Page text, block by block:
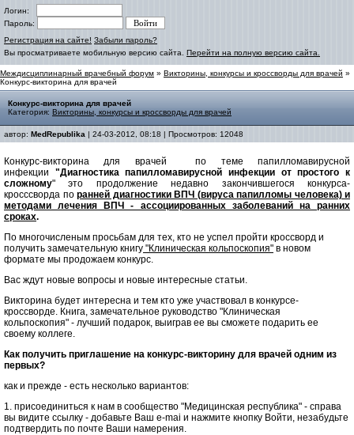
Логин:
Пароль:
Регистрация на сайте! Забыли пароль?
Вы просматриваете мобильную версию сайта. Перейти на полную версию сайта.
Междисциплинарный врачебный форум » Викторины, конкурсы и кроссворды для врачей »
Конкурс-викторина для врачей
Конкурс-викторина для врачей
Категория: Викторины, конкурсы и кроссворды для врачей
автор: MedRepublika | 24-03-2012, 08:18 | Просмотров: 12048
Конкурс-викторина для врачей по теме папилломавирусной
инфекции "Диагностика папилломавирусной инфекции от простого к
сложному" это продолжение недавно закончившегося конкурса-
кросссворда по ранней диагностики ВПЧ (вируса папилломы человека) и
методами лечения ВПЧ - ассоциированных заболеваний на ранних
сроках.
По многочисленым просьбам для тех, кто не успел пройти кроссворд и
получить замечательную книгу "Клиническая кольпоскопия" в новом
формате мы продожаем конкурс.
Вас ждут новые вопросы и новые интересные статьи.
Викторина будет интересна и тем кто уже участвовал в конкурсе-
кроссворде. Книга, замечательное руководство "Клиническая
кольпоскопия" - лучший подарок, выиграв ее вы сможете подарить ее
своему коллеге.
Как получить приглашение на конкурс-викторину для врачей одним из
первых?
как и прежде - есть несколько вариантов:
1. присоединиться к нам в сообщество "Медицинская республика" - справа
вы видите ссылку - добавьте Ваш e-mai и нажмите кнопку Войти, незабудьте
подтвердить по почте Ваши намерения.